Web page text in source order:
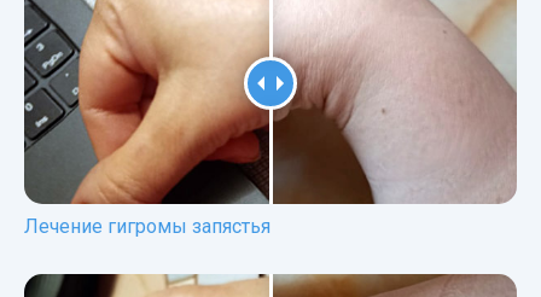
Лечение гигромы запястья